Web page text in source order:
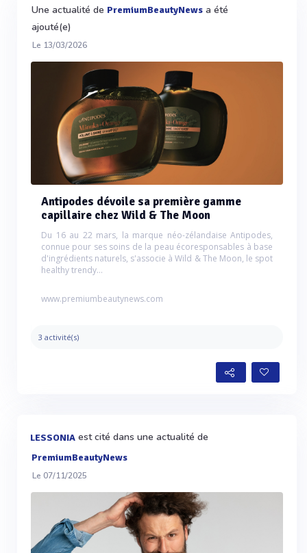
Une actualité de PremiumBeautyNews a été
ajouté(e)
Le 13/03/2026
Antipodes dévoile sa première gamme
capillaire chez Wild & The Moon
Du 16 au 22 mars, la marque néo-zélandaise Antipodes,
connue pour ses soins de la peau écoresponsables à base
d'ingrédients naturels, s'associe à Wild & The Moon, le spot
healthy trendy...
www.premiumbeautynews.com
3 activité(s)
LESSONIA est cité dans une actualité de
PremiumBeautyNews
Le 07/11/2025